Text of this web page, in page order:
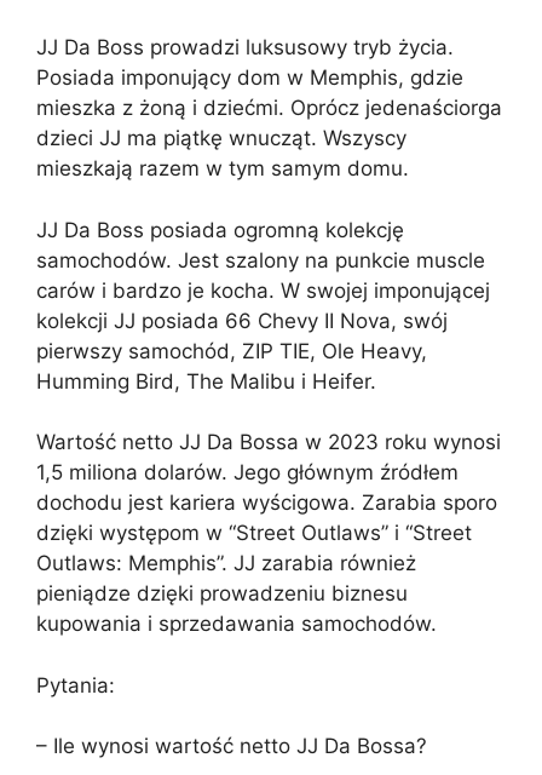
JJ Da Boss prowadzi luksusowy tryb życia.
Posiada imponujący dom w Memphis, gdzie
mieszka z żoną i dziećmi. Oprócz jedenaściorga
dzieci JJ ma piątkę wnucząt. Wszyscy
mieszkają razem w tym samym domu.
JJ Da Boss posiada ogromną kolekcję
samochodów. Jest szalony na punkcie muscle
carów i bardzo je kocha. W swojej imponującej
kolekcji JJ posiada 66 Chevy II Nova, swój
pierwszy samochód, ZIP TIE, Ole Heavy,
Humming Bird, The Malibu i Heifer.
Wartość netto JJ Da Bossa w 2023 roku wynosi
1,5 miliona dolarów. Jego głównym źródłem
dochodu jest kariera wyścigowa. Zarabia sporo
dzięki występom w “Street Outlaws” i “Street
Outlaws: Memphis”. JJ zarabia również
pieniądze dzięki prowadzeniu biznesu
kupowania i sprzedawania samochodów.
Pytania:
– Ile wynosi wartość netto JJ Da Bossa?